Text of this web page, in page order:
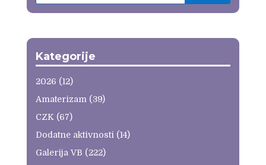
Kategorije
2026 (12)
Amaterizam (39)
CZK (67)
Dodatne aktivnosti (14)
Galerija VB (222)